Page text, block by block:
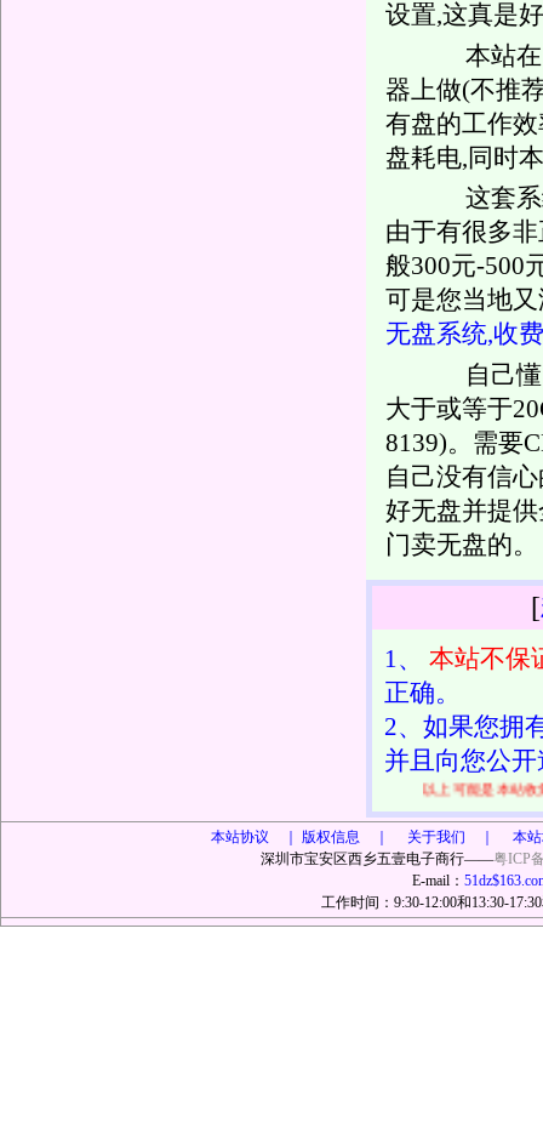
设置,这真是
本站在实
器上做(不推
有盘的工作
盘耗电,同时
这套系统
由于有很多
般300元-500
可是您当地
无盘系统,收
自己懂电
大于或等于
8139)。需要
自己没有信
好无盘并提
门卖无盘的。
[
1、
本站不保
正确。
2、如果您拥
并且向您公
以上可能是本站
本站协议 ｜
版权信息 ｜ 关于我们 ｜ 本
深圳市宝安区西乡五壹电子商行——粤ICP
E-mail：
工作时间：9:30-12:00和13:30-